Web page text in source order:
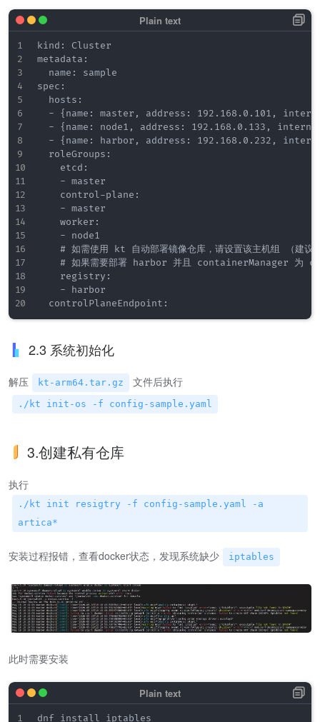
kind: Cluster
metadata:
  name: sample
spec:
  hosts:
- {name: master, address: 192.168.0.101,
- {name: node1, address: 192.168.0.133,
- {name: harbor, address: 192.168.0.232,
  roleGroups:
    etcd:
    - master
    control-plane:
    - master
    worker:
    - node1
# 如需使用 kt 自动部署镜像仓库，请设置该主机组 （建议
# 如果需要部署 harbor 并且 containerManager 为
    registry:
    - harbor
2.3 系统初始化
解压 kt-arm64.tar.gz 文件后执行
./kt init-os -f config-sample.yaml
3.创建私有仓库
执行
./kt init resigtry -f config-sample.yaml -a
artica*
安装过程报错，查看docker状态，发现系统缺少 iptables
此时需要安装